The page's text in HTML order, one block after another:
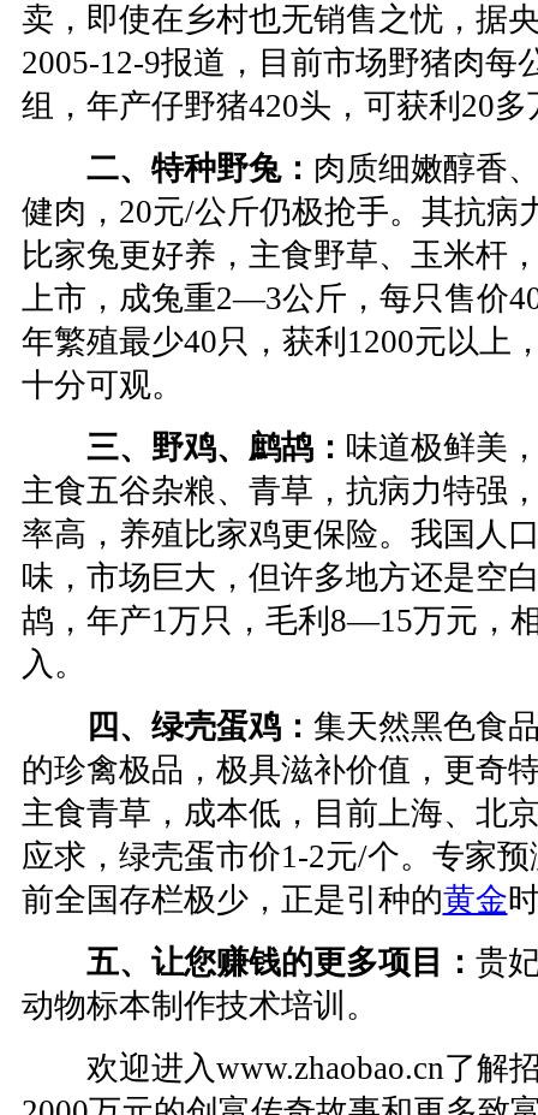
卖，即使在乡村也无销售之忧，据
2005-12-9报道，目前市场野猪肉每
组，年产仔野猪420头，可获利20多
二、特种野兔： 肉质细嫩醇香
健肉，20元/公斤仍极抢手。其抗病
比家兔更好养，主食野草、玉米杆
上市，成兔重2—3公斤，每只售价
年繁殖最少40只，获利1200元以上
十分可观。
三、野鸡、鹧鸪： 味道极鲜美
主食五谷杂粮、青草，抗病力特强
率高，养殖比家鸡更保险。我国人
味，市场巨大，但许多地方还是空
鸪，年产1万只，毛利8—15万元，
入。
四、绿壳蛋鸡： 集天然黑色食
的珍禽极品，极具滋补价值，更奇
主食青草，成本低，目前上海、北
应求，绿壳蛋市价1-2元/个。专家
前全国存栏极少，正是引种的黄金
五、让您赚钱的更多项目： 贵
动物标本制作技术培训。
欢迎进入www.zhaobao.cn了解